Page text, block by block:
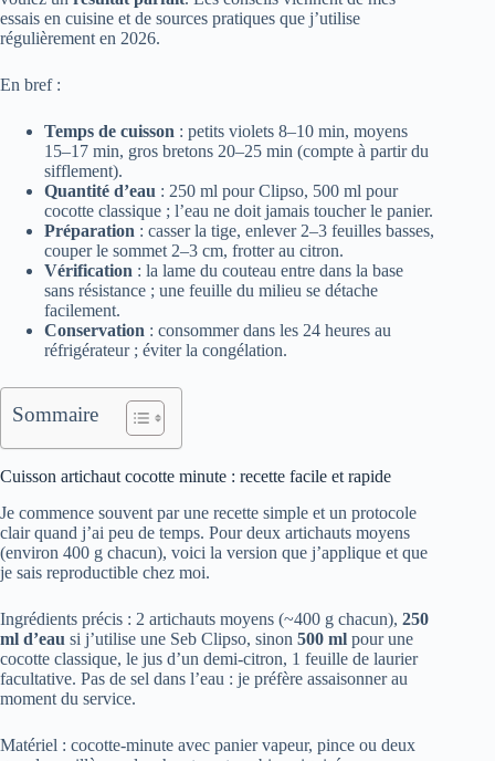
essais en cuisine et de sources pratiques que j’utilise
régulièrement en 2026.
En bref :
Temps de cuisson : petits violets 8–10 min, moyens
15–17 min, gros bretons 20–25 min (compte à partir du
sifflement).
Quantité d’eau : 250 ml pour Clipso, 500 ml pour
cocotte classique ; l’eau ne doit jamais toucher le panier.
Préparation : casser la tige, enlever 2–3 feuilles basses,
couper le sommet 2–3 cm, frotter au citron.
Vérification : la lame du couteau entre dans la base
sans résistance ; une feuille du milieu se détache
facilement.
Conservation : consommer dans les 24 heures au
réfrigérateur ; éviter la congélation.
Sommaire
Cuisson artichaut cocotte minute : recette facile et rapide
Je commence souvent par une recette simple et un protocole
clair quand j’ai peu de temps. Pour deux artichauts moyens
(environ 400 g chacun), voici la version que j’applique et que
je sais reproductible chez moi.
Ingrédients précis : 2 artichauts moyens (~400 g chacun), 250
ml d’eau si j’utilise une Seb Clipso, sinon 500 ml pour une
cocotte classique, le jus d’un demi-citron, 1 feuille de laurier
facultative. Pas de sel dans l’eau : je préfère assaisonner au
moment du service.
Matériel : cocotte-minute avec panier vapeur, pince ou deux